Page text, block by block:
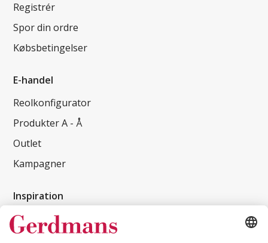
Registrér
Spor din ordre
Købsbetingelser
E-handel
Reolkonfigurator
Produkter A - Å
Outlet
Kampagner
Inspiration
Kundereferencer